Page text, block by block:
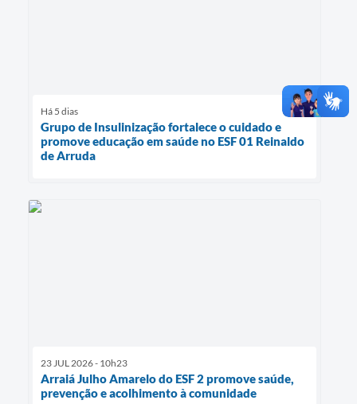
Há 5 dias
Grupo de Insulinização fortalece o cuidado e
promove educação em saúde no ESF 01 Reinaldo
de Arruda
23 JUL 2026 - 10h23
Arraiá Julho Amarelo do ESF 2 promove saúde,
prevenção e acolhimento à comunidade